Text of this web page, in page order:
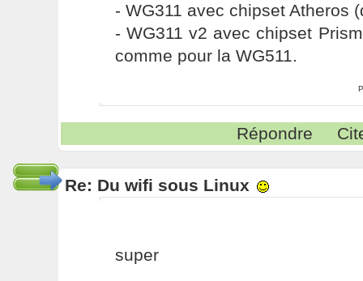
- WG311 avec chipset Atheros
- WG311 v2 avec chipset
comme pour la WG511.
Répondre
Re: Du wifi sous Linux
super